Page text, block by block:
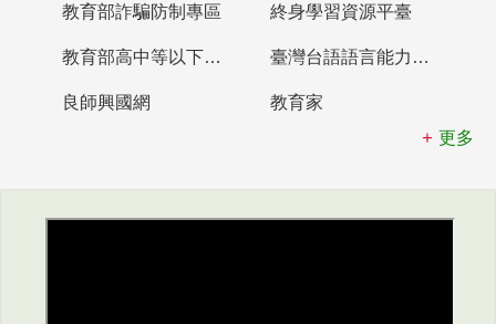
教育部詐騙防制專區 終身學習資源平臺
教育部高中等以下學校及幼兒園教師資格檢定考試 臺灣台語語言能力認證網站
良師興國網
教育家
更多